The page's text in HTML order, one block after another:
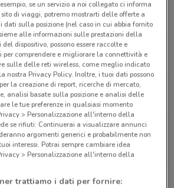
a Roma
39 Roma
349 Roma
157 Roma
Roma
se un servizio a noi collegato ci informa
di viaggi, potremo mostrarti delle offerte a
dati sulla posizione (nel caso in cui abbia fornito
alle informazioni sulle prestazioni della
dispositivo, possono essere raccolte e
per comprendere e migliorare la connettività e
sulle delle reti wireless, come meglio indicato
nostra Privacy Policy. Inoltre, i tuoi dati possono
la creazione di report, ricerche di mercato,
analisi basate sulla posizione e analisi delle
le tue preferenze in qualsiasi momento
> Personalizzazione all'interno della
se rifiuti: Continuerai a visualizzare annunci
argomenti generici e probabilmente non
interessi. Potrai sempre cambiare idea
> Personalizzazione all'interno della
trattiamo i dati per fornire: